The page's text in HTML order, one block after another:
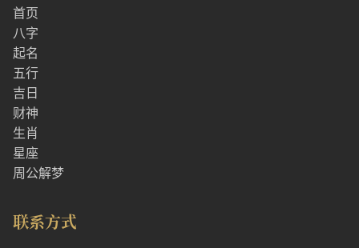
首页
八字
起名
五行
吉日
财神
生肖
星座
周公解梦
联系方式